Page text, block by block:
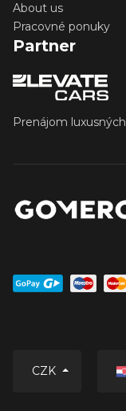
About us
Pracovné ponuky
Partner
Prenájom
CZK